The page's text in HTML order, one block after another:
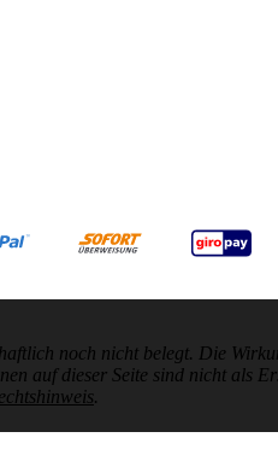
noch nicht belegt. Die
auf dieser Seite sind nicht als
.